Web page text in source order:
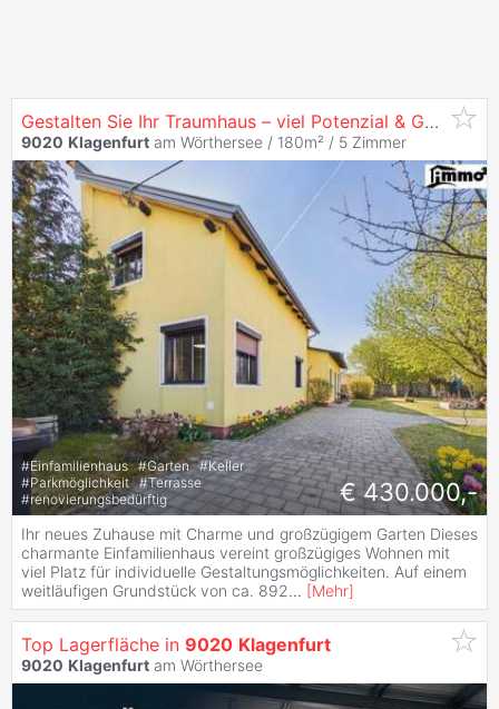
Gestalten Sie Ihr Traumhaus – viel Potenzial & Garten in
9020 Klagenfurt am Wörthersee / 180m² / 5 Zimmer
#Einfamilienhaus #Garten #Keller
#Parkmöglichkeit #Terrasse
#renovierungsbedürftig € 430.000,-
Ihr neues Zuhause mit Charme und großzügigem Garten Dieses
charmante Einfamilienhaus vereint großzügiges Wohnen mit
viel Platz für individuelle Gestaltungsmöglichkeiten. Auf einem
weitläufigen Grundstück von ca. 892... [Mehr]
Top Lagerfläche in 9020 Klagenfurt
9020 Klagenfurt am Wörthersee